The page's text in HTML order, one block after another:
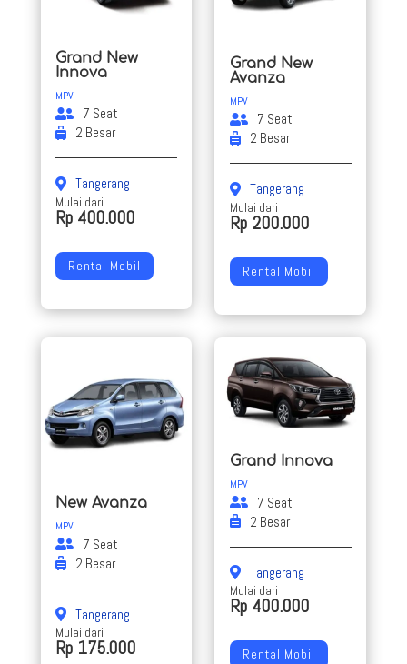
Grand New
Innova
MPV
7 Seat
2 Besar
Tangerang
Mulai dari
Rp 400.000
Rental Mobil
Grand New
Avanza
MPV
7 Seat
2 Besar
Tangerang
Mulai dari
Rp 200.000
Rental Mobil
New Avanza
MPV
7 Seat
2 Besar
Tangerang
Mulai dari
Rp 175.000
Grand Innova
MPV
7 Seat
2 Besar
Tangerang
Mulai dari
Rp 400.000
Rental Mobil